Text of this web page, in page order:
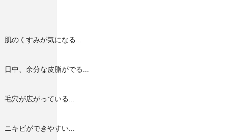
肌のくすみが気になる...
日中、余分な皮脂がでる...
毛穴が広がっている...
ニキビができやすい...